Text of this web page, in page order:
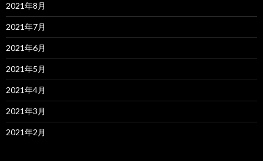
2021年8月
2021年7月
2021年6月
2021年5月
2021年4月
2021年3月
2021年2月